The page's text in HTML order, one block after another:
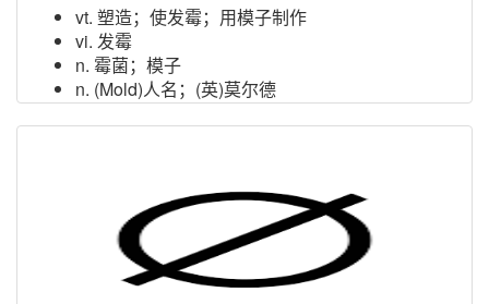
vt. 塑造；使发霉；用模子制作
vi. 发霉
n. 霉菌；模子
n. (Mold)人名；(英)莫尔德